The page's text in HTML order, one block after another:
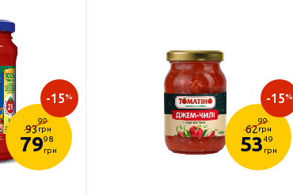
93
99
грн
7998
грн
-15%
62
99
грн
5349
грн
-15%